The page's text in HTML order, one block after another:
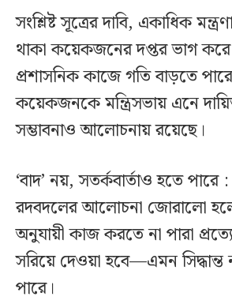
সংশ্লিষ্ট সূত্রের দাবি, একাধিক
থাকা কয়েকজনের দপ্তর ভাগ
প্রশাসনিক কাজে গতি বাড়তে
কয়েকজনকে মন্ত্রিসভায় এনে
সম্ভাবনাও আলোচনায় রয়েছে।
‘বাদ’ নয়, সতর্কবার্তাও হতে পারে :
রদবদলের আলোচনা জোরালো
অনুযায়ী কাজ করতে না পারা
সরিয়ে দেওয়া হবে—এমন
পারে।